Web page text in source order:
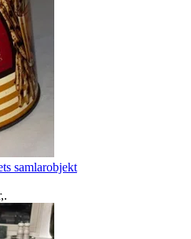
samlarobjekt
,.